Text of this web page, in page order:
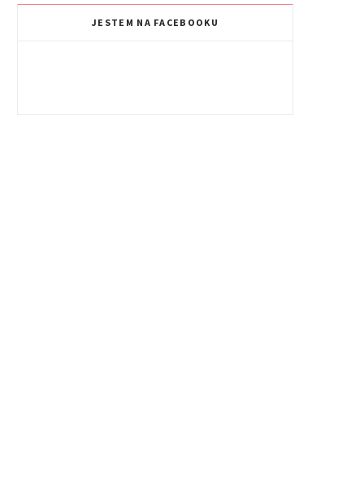
JESTEM NA FACEBOOKU